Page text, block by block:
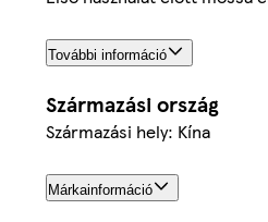
További információ
Származási ország
Származási hely: Kína
Márkainformáció